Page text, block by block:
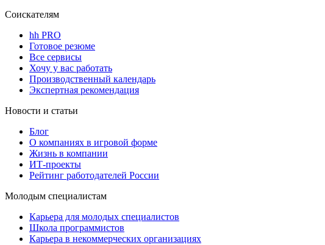
Соискателям
hh PRO
Готовое резюме
Все сервисы
Хочу у вас работать
Производственный календарь
Экспертная рекомендация
Новости и статьи
Блог
О компаниях в игровой форме
Жизнь в компании
ИТ-проекты
Рейтинг работодателей России
Молодым специалистам
Карьера для молодых специалистов
Школа программистов
Карьера в некоммерческих организациях